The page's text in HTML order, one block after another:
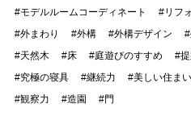
モデルルームコーディネート
リフ
外まわり
外構 外構デザイン
天然木
床 庭遊びのすすめ
究極の寝具
継続力 美しい住ま
観察力
造園 門